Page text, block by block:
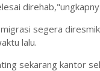
segera
lalu.
sekarang kantor